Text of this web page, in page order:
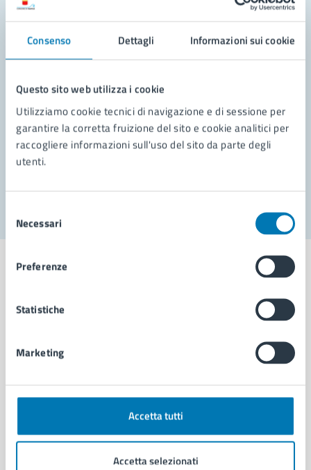
Consenso Dettagli Informazioni sui cookie
Questo sito web utilizza i cookie
Utilizziamo cookie tecnici di navigazione e di sessione per
garantire la corretta fruizione del sito e cookie analitici per
raccogliere informazioni sull'uso del sito da parte degli
utenti.
delNecessari
Preferenze
Statistiche
Marketing
Accetta tutti
Accetta selezionati
Leggi le domande frequenti
Richiedi assistenza
Prenota appuntamento
Problemi in città
Comune di Napoli
AMMINISTRAZIONE
Organi di governo
Enti e fondazioni